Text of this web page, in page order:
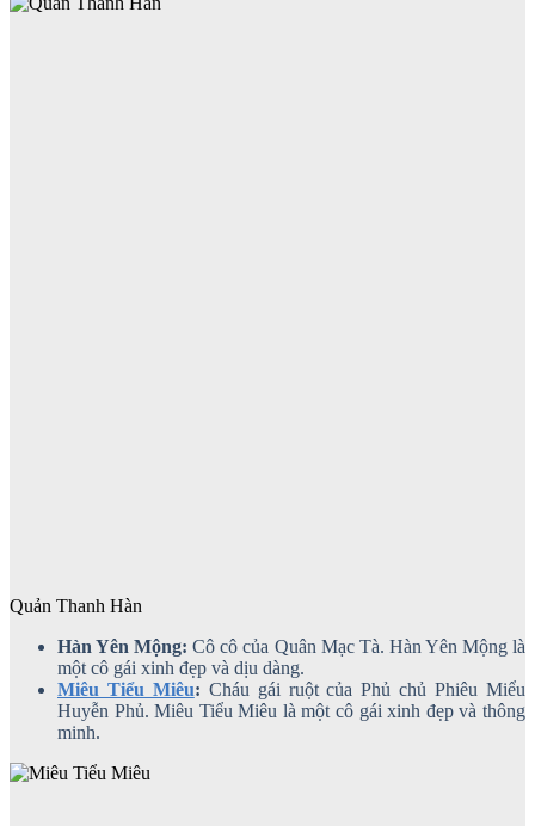
Quản Thanh Hàn
Hàn Yên Mộng: Cô cô của Quân Mạc Tà. Hàn Yên Mộng là
một cô gái xinh đẹp và dịu dàng.
Miêu Tiểu Miêu: Cháu gái ruột của Phủ chủ Phiêu Miểu
Huyễn Phủ. Miêu Tiểu Miêu là một cô gái xinh đẹp và thông
minh.